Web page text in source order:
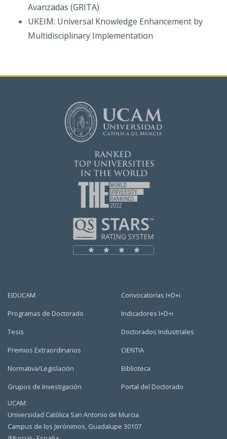
Avanzadas (GRITA)
UKEIM: Universal Knowledge Enhancement by
Multidisciplinary Implementation
EIDUCAM
Programas de Doctorado
Tesis
Premios Extraordinarios
Normativa/Legislación
Grupos de Investigación
Convocatorias I+D+i
Indicadores I+D+i
Doctorados Industriales
CIENTIA
Biblioteca
Portal del Doctorado
UCAM
Universidad Católica San Antonio de Murcia
Campus de los Jerónimos, Guadalupe 30107